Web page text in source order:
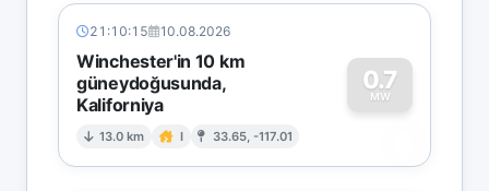
21:10:15 10.08.2026
Winchester'in 10 km
güneydoğusunda,
Kaliforniya
13.0 km I 33.65, -117.01
0.7
MW
0